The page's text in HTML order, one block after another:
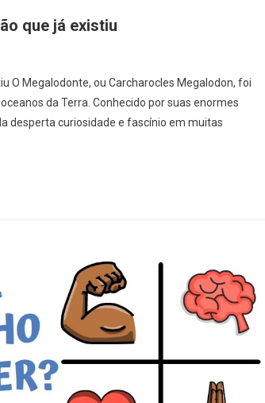
que já existiu
O Megalodonte, ou Carcharocles Megalodon, foi
da Terra. Conhecido por suas enormes
desperta curiosidade e fascínio em muitas